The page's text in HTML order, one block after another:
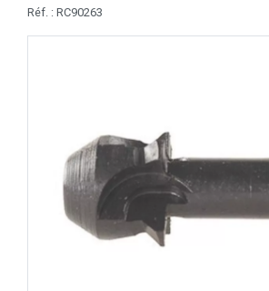
Réf. : RC90263